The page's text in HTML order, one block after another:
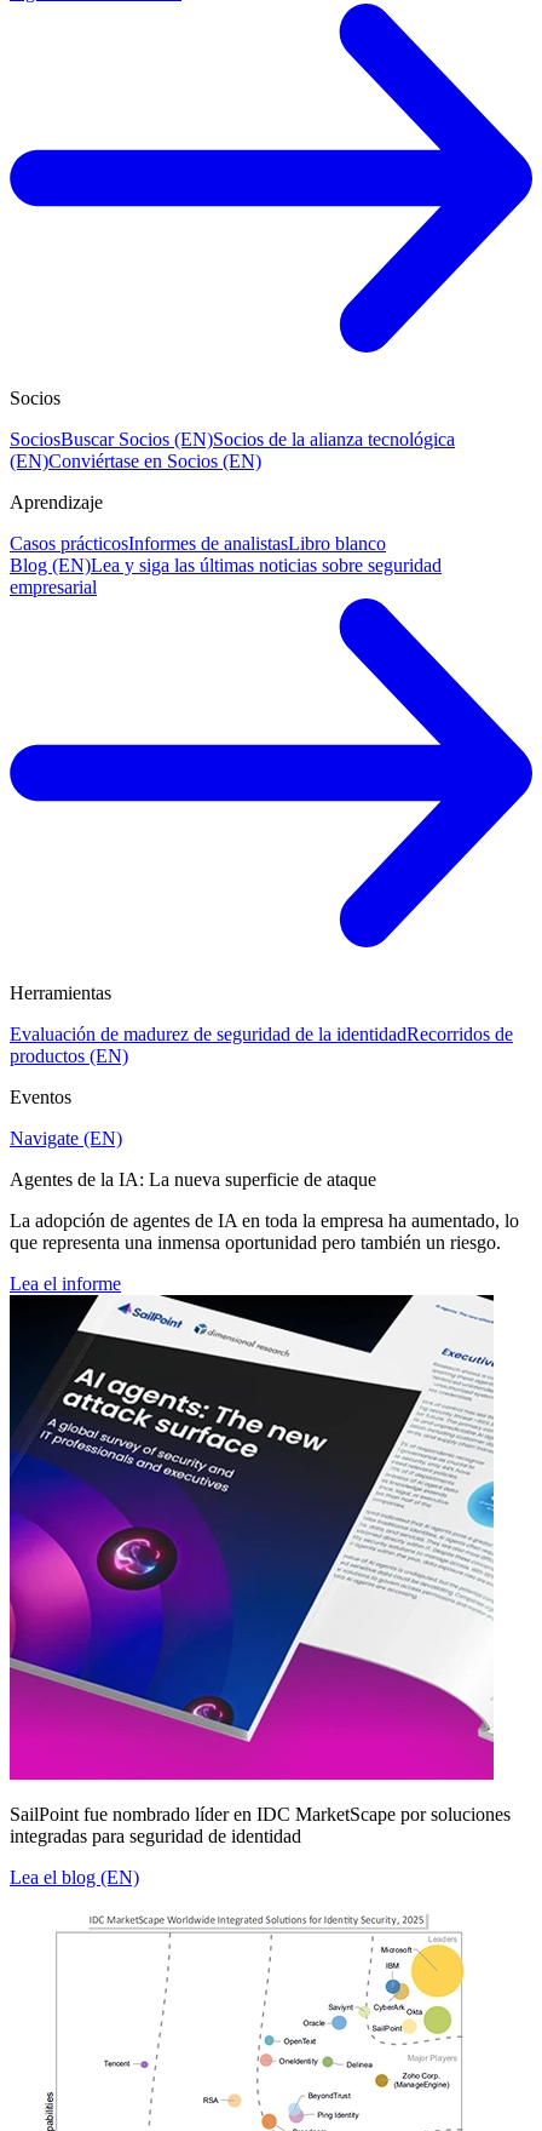
Socios
SociosBuscar Socios (EN)Socios de la alianza tecnológica
(EN)Conviértase en Socios (EN)
Aprendizaje
Casos prácticosInformes de analistasLibro blanco
Blog (EN)Lea y siga las últimas noticias sobre seguridad
empresarial
Herramientas
Evaluación de madurez de seguridad de la identidadRecorridos de
productos (EN)
Eventos
Navigate (EN)
Agentes de la IA: La nueva superficie de ataque
La adopción de agentes de IA en toda la empresa ha aumentado, lo
que representa una inmensa oportunidad pero también un riesgo.
Lea el informe
SailPoint fue nombrado líder en IDC MarketScape por soluciones
integradas para seguridad de identidad
Lea el blog (EN)